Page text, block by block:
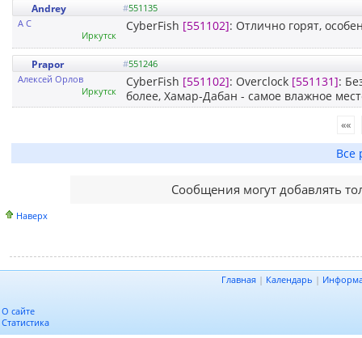
Andrey #551135
А С
Иркутск
CyberFish [551102]: Отлично горят,
Prapor #551246
Алексей Орлов
Иркутск
CyberFish [551102]: Overclock [551131]:
более, Хамар-Дабан - самое влажное
««
Все
Сообщения могут добавлять
Наверх
Главная | Календарь |
О сайте
Статистика